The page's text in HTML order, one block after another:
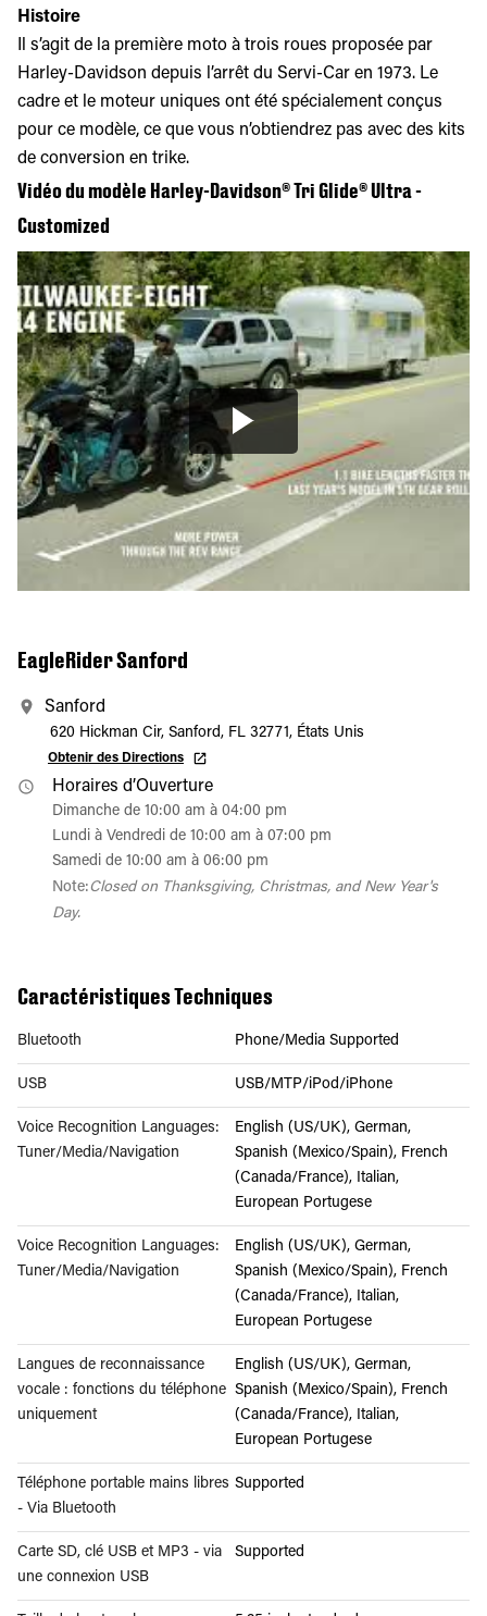
Histoire
Il s’agit de la première moto à trois roues proposée par
Harley-Davidson depuis l’arrêt du Servi-Car en 1973. Le
cadre et le moteur uniques ont été spécialement conçus
pour ce modèle, ce que vous n’obtiendrez pas avec des kits
de conversion en trike.
Vidéo du modèle Harley-Davidson® Tri Glide® Ultra -
Customized
EagleRider Sanford
Sanford
620 Hickman Cir, Sanford, FL 32771, États Unis
Obtenir des Directions
Horaires d’Ouverture
Dimanche de 10:00 am à 04:00 pm
Lundi à Vendredi de 10:00 am à 07:00 pm
Samedi de 10:00 am à 06:00 pm
Note:Closed on Thanksgiving, Christmas, and New Year's
Day.
Caractéristiques Techniques
Bluetooth Phone/Media Supported
USB USB/MTP/iPod/iPhone
Voice Recognition Languages:
Tuner/Media/Navigation
English (US/UK), German,
Spanish (Mexico/Spain), French
(Canada/France), Italian,
European Portugese
Voice Recognition Languages:
Tuner/Media/Navigation
English (US/UK), German,
Spanish (Mexico/Spain), French
(Canada/France), Italian,
European Portugese
Langues de reconnaissance
vocale : fonctions du téléphone
uniquement
English (US/UK), German,
Spanish (Mexico/Spain), French
(Canada/France), Italian,
European Portugese
Téléphone portable mains libres
- Via Bluetooth
Supported
Carte SD, clé USB et MP3 - via
une connexion USB
Supported